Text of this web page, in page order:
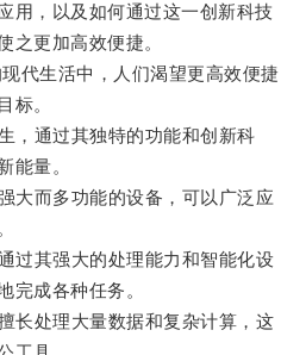
用，以及如何通过这一创新科技
之更加高效便捷。
生活中，人们渴望更高效便捷
标。
通过其独特的功能和创新科
能量。
而多功能的设备，可以广泛应
其强大的处理能力和智能化设
完成各种任务。
处理大量数据和复杂计算，这